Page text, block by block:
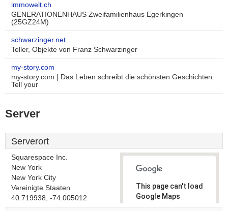
immowelt.ch
GENERATIONENHAUS Zweifamilienhaus Egerkingen
(25GZ24M)
schwarzinger.net
Teller, Objekte von Franz Schwarzinger
my-story.com
my-story.com | Das Leben schreibt die schönsten Geschichten.
Tell your
Server
Serverort
Squarespace Inc.
New York
New York City
Vereinigte Staaten
40.719938, -74.005012
This page can't load
Google Maps
correctly.